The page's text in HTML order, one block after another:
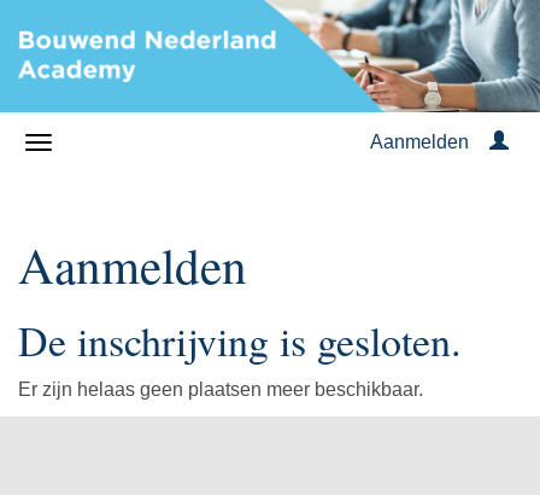
Aanmelden
Aanmelden
De inschrijving is gesloten.
Er zijn helaas geen plaatsen meer beschikbaar.